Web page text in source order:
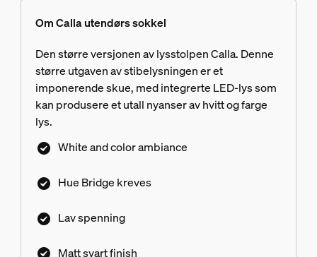
Om Calla utendørs sokkel
Den større versjonen av lysstolpen Calla. Denne
større utgaven av stibelysningen er et
imponerende skue, med integrerte LED-lys som
kan produsere et utall nyanser av hvitt og farge
lys.
White and color ambiance
Hue Bridge kreves
Lav spenning
Matt svart finish